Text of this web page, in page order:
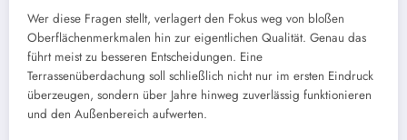
Wer diese Fragen stellt, verlagert den Fokus weg von bloßen
Oberflächenmerkmalen hin zur eigentlichen Qualität. Genau das
führt meist zu besseren Entscheidungen. Eine
Terrassenüberdachung soll schließlich nicht nur im ersten Eindruck
überzeugen, sondern über Jahre hinweg zuverlässig funktionieren
und den Außenbereich aufwerten.